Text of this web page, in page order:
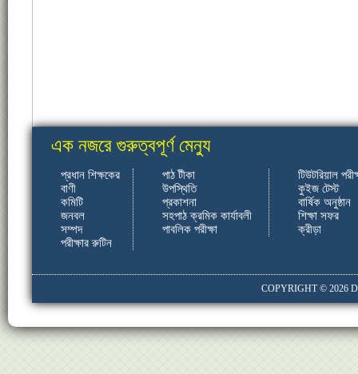
এক নজরে গুরুত্বপূর্ণ মেন্যু
প্রধান শিক্ষকের
বাণী
কমিটি
জনবল
সম্পদ
পরীক্ষার রুটিন
পাঠ টীকা
উপস্থিতি
প্রকাশনা
সহপাঠ ক্রমিক কার্যাবলী
পাবলিক পরীক্ষা
টিউটরিয়াল
কুইজ টেস্ট
বার্ষিক অনুষ্ঠান
শিক্ষা সফর
ক্রীড়া
COPYRIGHT © 2026